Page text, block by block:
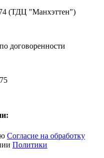
(ТДЦ "Манхэттен")
договоренности
Согласие на обработку
Политики